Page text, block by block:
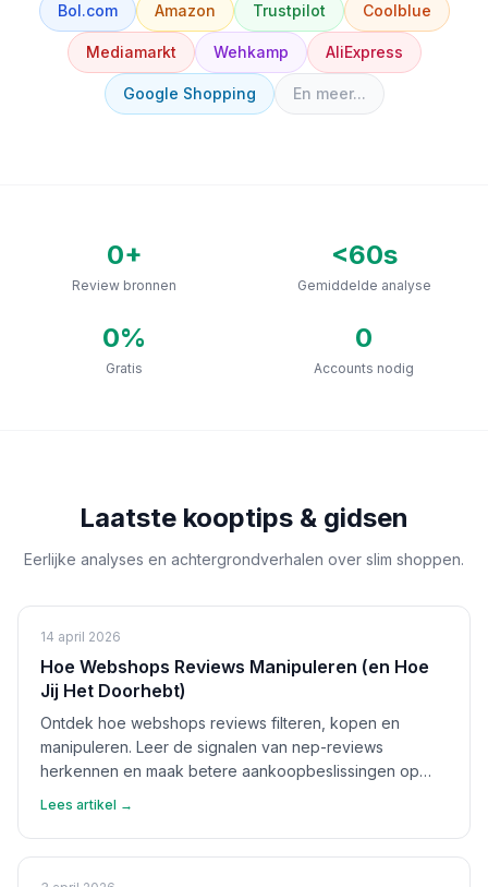
Bol.com Amazon Trustpilot Coolblue
Mediamarkt Wehkamp AliExpress
Google Shopping En meer...
0+
Review bronnen
<60s
Gemiddelde analyse
0%
Gratis
0
Accounts nodig
Laatste kooptips & gidsen
Eerlijke analyses en achtergrondverhalen over slim shoppen.
14 april 2026
Hoe Webshops Reviews Manipuleren (en Hoe
Jij Het Doorhebt)
Ontdek hoe webshops reviews filteren, kopen en
manipuleren. Leer de signalen van nep-reviews
herkennen en maak betere aankoopbeslissingen op
Lees artikel →